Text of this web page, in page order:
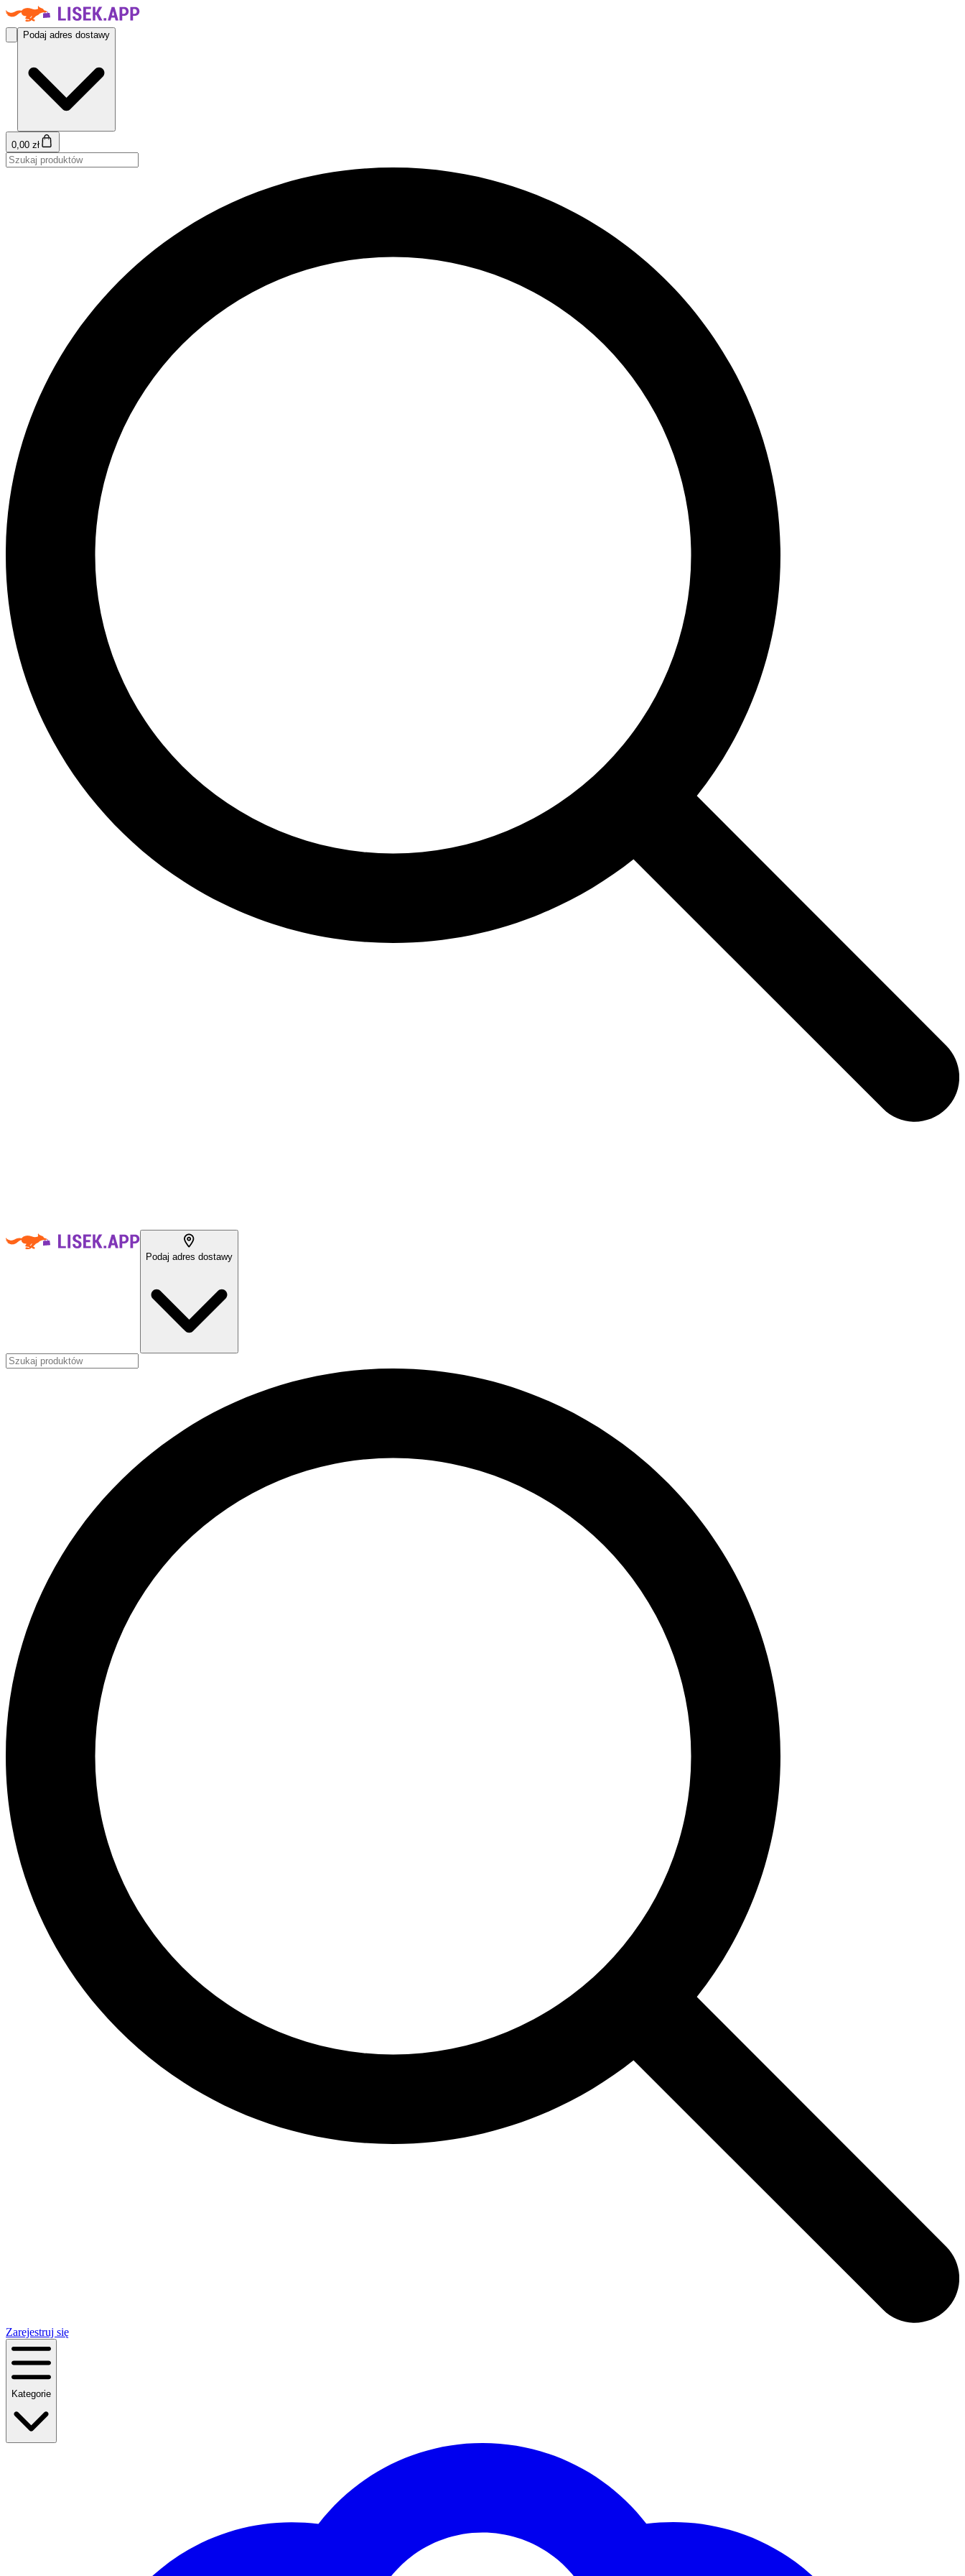
Podaj adres dostawy
0,00 zł
Podaj adres dostawy
Zarejestruj się
Kategorie